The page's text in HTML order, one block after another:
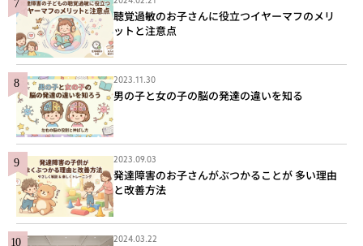
聴覚過敏のお子さんに役立つイヤーマフのメリ
ットと注意点
2023.11.30
男の子と女の子の脳の発達の違いを知る
2023.09.03
発達障害のお子さんがぶつかることが 多い理由
と改善方法
2024.03.22